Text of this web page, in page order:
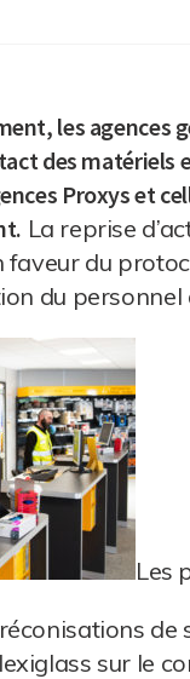
les
des matériels
Proxys et
La reprise
faveur du
du personnel
Les
de
sur le